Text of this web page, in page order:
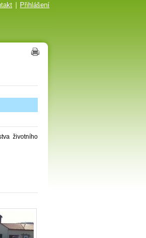
Přihlášení
životního